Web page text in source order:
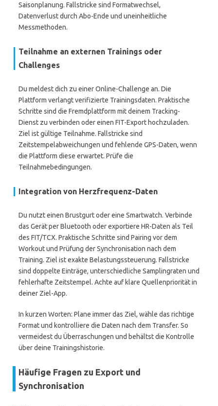
Saisonplanung. Fallstricke sind Formatwechsel,
Datenverlust durch Abo-Ende und uneinheitliche
Messmethoden.
Teilnahme an externen Trainings oder
Challenges
Du meldest dich zu einer Online-Challenge an. Die
Plattform verlangt verifizierte Trainingsdaten. Praktische
Schritte sind die Fremdplattform mit deinem Tracking-
Dienst zu verbinden oder einen FIT-Export hochzuladen.
Ziel ist gültige Teilnahme. Fallstricke sind
Zeitstempelabweichungen und fehlende GPS-Daten, wenn
die Plattform diese erwartet. Prüfe die
Teilnahmebedingungen.
Integration von Herzfrequenz-Daten
Du nutzt einen Brustgurt oder eine Smartwatch. Verbinde
das Gerät per Bluetooth oder exportiere HR-Daten als Teil
des FIT/TCX. Praktische Schritte sind Pairing vor dem
Workout und Prüfung der Synchronisation nach dem
Training. Ziel ist exakte Belastungssteuerung. Fallstricke
sind doppelte Einträge, unterschiedliche Samplingraten und
fehlerhafte Zeitstempel. Achte auf klare Quellenpriorität in
deiner Ziel-App.
In kurzen Worten: Plane immer das Ziel, wähle das richtige
Format und kontrolliere die Daten nach dem Transfer. So
vermeidest du Überraschungen und behältst die Kontrolle
über deine Trainingshistorie.
Häufige Fragen zu Export und
Synchronisation